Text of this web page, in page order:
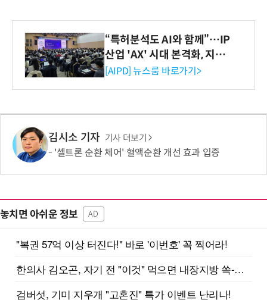
“특허분석도 AI와 함께”…IP
산업 'AX' 시대 본격화, 지식
재산처 1호 AI IP데이터분석
[AIPD] 뉴스룸 바로가기>
김시소 기자 기사 더보기
'셀트론 순환 체어' 혈액순환 개선 효과 입증
놓치면 아쉬운 정보 AD